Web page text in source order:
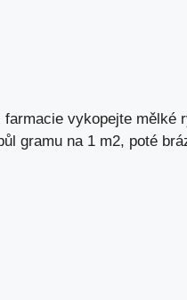
farmacie vykopejte mělké
gramu na 1 m2, poté